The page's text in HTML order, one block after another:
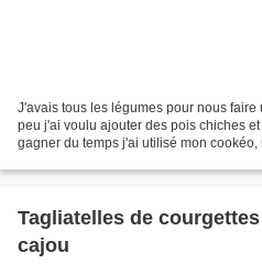
J'avais tous les légumes pour nous
peu j'ai voulu ajouter des pois chiches
gagner du temps j'ai utilisé mon cookéo,
Tagliatelles de
cajou